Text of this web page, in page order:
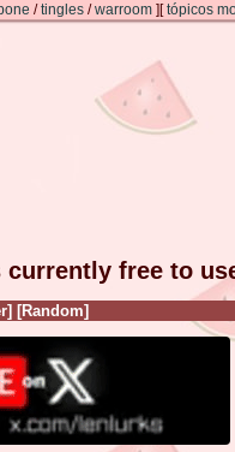
/tingles/warroom] [tópicos
currently free to
[Random]